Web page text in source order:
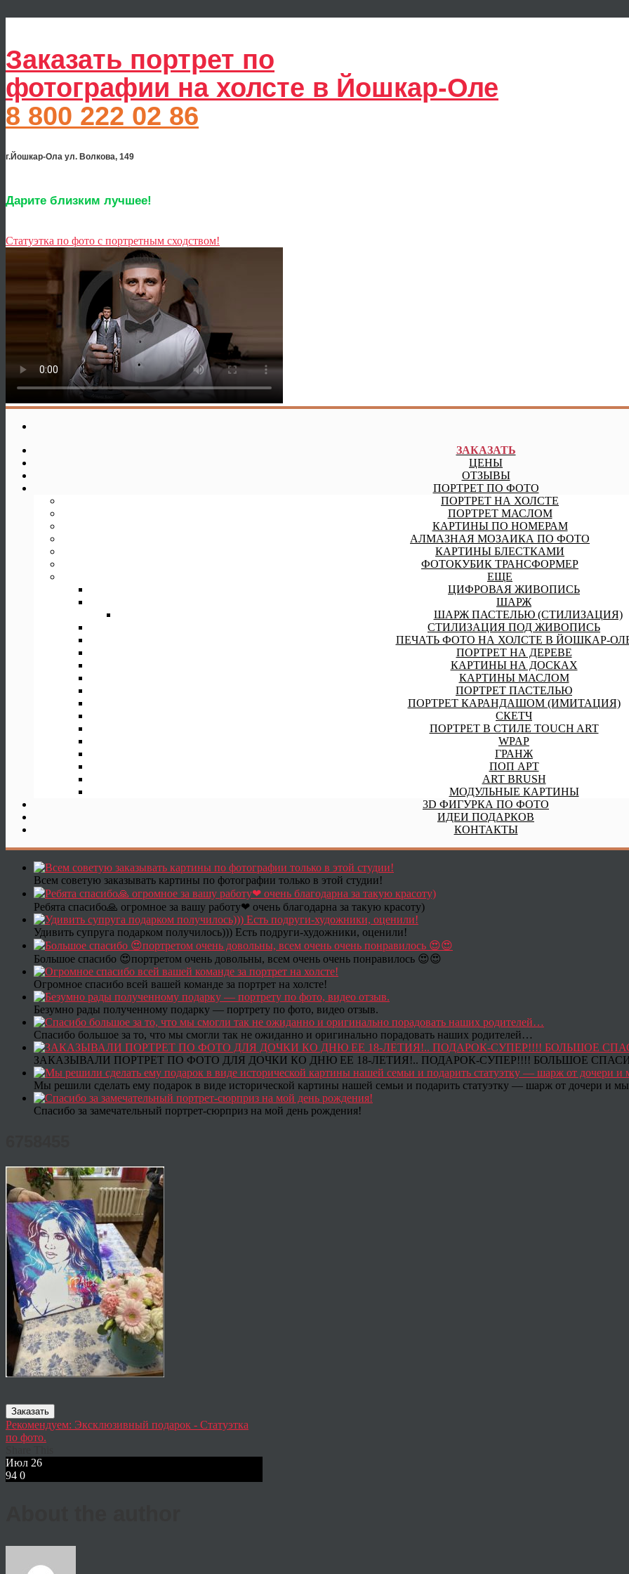
Заказать портрет по
фотографии на холсте в Йошкар-Оле
8 800 222 02 86
г.Йошкар-Ола ул. Волкова, 149
Дарите близким лучшее!
Статуэтка по фото с портретным сходством!
ЗАКАЗАТЬ
ЦЕНЫ
ОТЗЫВЫ
ПОРТРЕТ ПО ФОТО
ПОРТРЕТ НА ХОЛСТЕ
ПОРТРЕТ МАСЛОМ
КАРТИНЫ ПО НОМЕРАМ
АЛМАЗНАЯ МОЗАИКА ПО ФОТО
КАРТИНЫ БЛЕСТКАМИ
ФОТОКУБИК ТРАНСФОРМЕР
ЕЩЕ
ЦИФРОВАЯ ЖИВОПИСЬ
ШАРЖ
ШАРЖ ПАСТЕЛЬЮ (СТИЛИЗАЦИЯ)
СТИЛИЗАЦИЯ ПОД ЖИВОПИСЬ
ПЕЧАТЬ ФОТО НА ХОЛСТЕ В ЙОШКАР-
ПОРТРЕТ НА ДЕРЕВЕ
КАРТИНЫ НА ДОСКАХ
КАРТИНЫ МАСЛОМ
ПОРТРЕТ ПАСТЕЛЬЮ
ПОРТРЕТ КАРАНДАШОМ (ИМИТАЦИЯ)
СКЕТЧ
ПОРТРЕТ В СТИЛЕ TOUCH ART
WPAP
ГРАНЖ
ПОП АРТ
ART BRUSH
МОДУЛЬНЫЕ КАРТИНЫ
3D ФИГУРКА ПО ФОТО
ИДЕИ ПОДАРКОВ
КОНТАКТЫ
Всем советую заказывать картины по фотографии только в этой студии!
Ребята спасибо🙏 огромное за вашу работу❤ очень благодарна за такую красоту)
Удивить супруга подарком получилось))) Есть подруги-художники, оценили!
Большое спасибо 😍портретом очень довольны, всем очень очень понравилось 😍😍
Огромное спасибо всей вашей команде за портрет на холсте!
Безумно рады полученному подарку — портрету по фото, видео отзыв.
Спасибо большое за то, что мы смогли так не ожиданно и оригинально порадовать наших родителей…
ЗАКАЗЫВАЛИ ПОРТРЕТ ПО ФОТО ДЛЯ ДОЧКИ КО ДНЮ ЕЕ 18-ЛЕТИЯ!.. ПОДАРОК-СУПЕР!!!! БОЛЬШОЕ
Мы решили сделать ему подарок в виде исторической картины нашей семьи и подарить статуэтку — шарж от дочери и
Спасибо за замечательный портрет-сюрприз на мой день рождения!
Заказать
Рекомендуем: Эксклюзивный подарок - Статуэтка
по фото.
Июл 26
94 0